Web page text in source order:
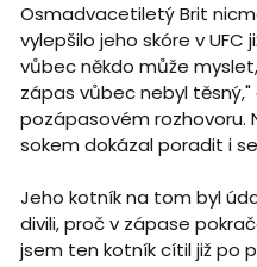
Osmadvacetiletý Brit
vylepšilo jeho skóre v UFC
vůbec někdo může
zápas vůbec nebyl těsný,"
pozápasovém rozhovoru.
sokem dokázal poradit i
Jeho kotník na tom byl
divili, proč v zápase
jsem ten kotník cítil již po